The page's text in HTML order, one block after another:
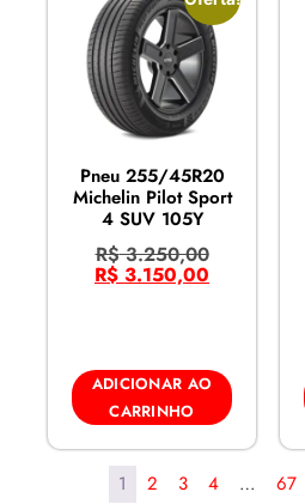
Pneu 255/45R20
Michelin Pilot Sport
4 SUV 105Y
R$3.250,00
R$ 3.150,00
ADICIONAR AO
CARRINHO
1 2 3 4 … 67